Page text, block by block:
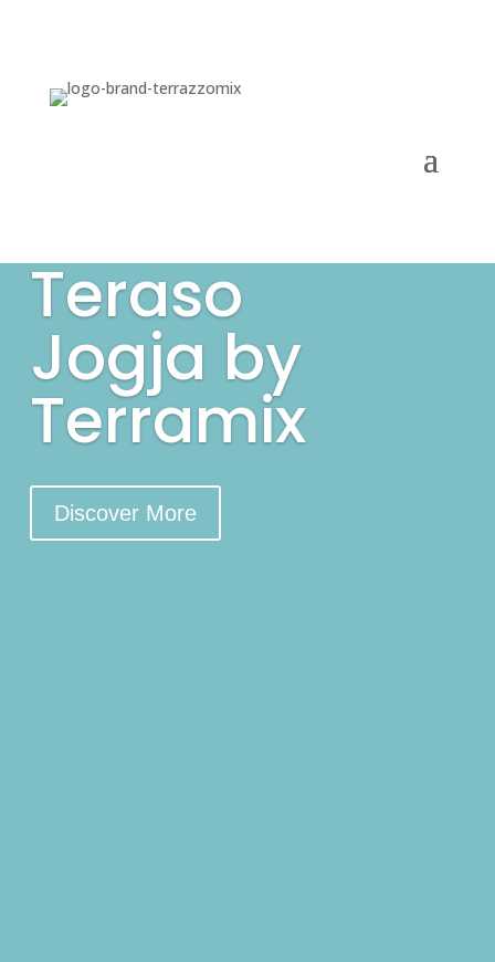
Teraso
Jogja by
Terramix
Discover More